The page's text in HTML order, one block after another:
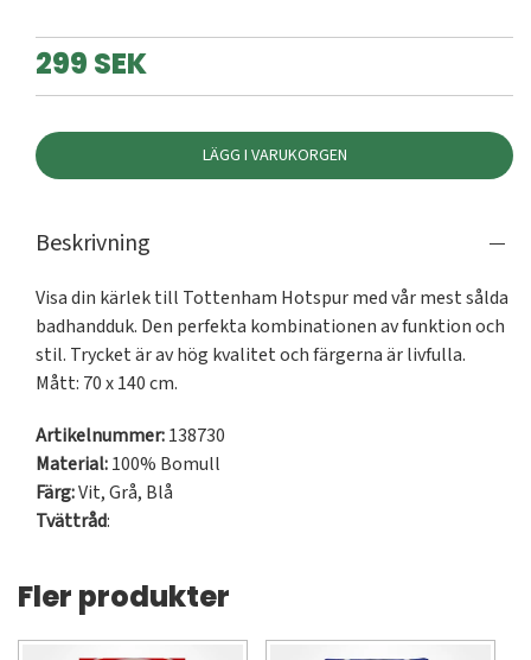
299 SEK
LÄGG I VARUKORGEN
Beskrivning
Visa din kärlek till Tottenham Hotspur med vår mest sålda
badhandduk. Den perfekta kombinationen av funktion och
stil. Trycket är av hög kvalitet och färgerna är livfulla.
Mått: 70 x 140 cm.
Artikelnummer:138730
Material:100% Bomull
Färg:Vit,Grå, Blå
Tvättråd:
Fler produkter